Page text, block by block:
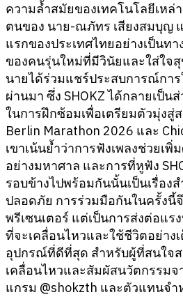
ความล้ำสมัยของเทคโนโลยีเห
ตนของ นาย-ณภัทร เสียงสมบุญ
แรกของประเทศไทยอย่างเป็นท
ของคนรุ่นใหม่ที่มีวินัยและใส่ใจ
นายได้ร่วมแชร์ประสบการณ์กา
ผ่านมา ซึ่ง SHOKZ ได้กลายเป็น
ในการฝึกซ้อมเพื่อเตรียมตัวมุ่งสู่
Berlin Marathon 2026 และ
เขาเน้นย้ำว่าการฟังเพลงช่วยเ
อย่างมหาศาล และการที่หูฟัง
รอบข้างไปพร้อมกันนั้นเป็นเรื่อง
ปลอดภัย การร่วมมือกันในครั้งนี้
พรีเซนเตอร์ แต่เป็นการส่งต่อแ
ที่จะเคลื่อนไหวและใช้ชีวิตอย่าง
อุปกรณ์ที่ดีที่สุด สำหรับผู้ที่สนใจ
เคลื่อนไหวและสัมผัสนวัตกรรมจ
แกรม @shokzth และตัวแทนจำ